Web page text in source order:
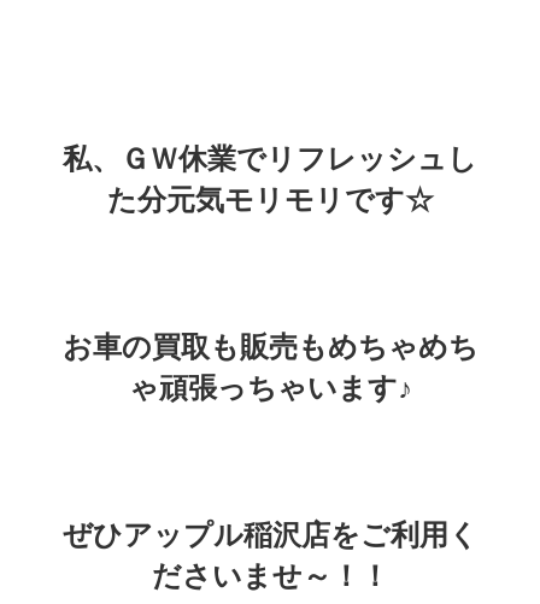
私、ＧＷ休業でリフレッシュし
た分元気モリモリです☆
お車の買取も販売もめちゃめち
ゃ頑張っちゃいます♪
ぜひアップル稲沢店をご利用く
ださいませ～！！